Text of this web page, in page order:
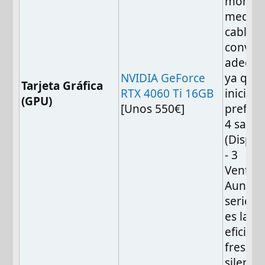
Tarjeta Gráfica
(GPU)
NVIDIA GeForce
RTX 4060 Ti 16GB
[Unos 550€]
cables
ya que
inicio
4
- 3
serie
es la
fresca